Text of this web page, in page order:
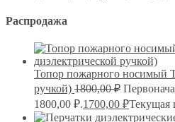
Распродажа
Топор пожарного носимый
ручкой) 1800,00₽
1800,00 ₽.1700,00 ₽Текущая